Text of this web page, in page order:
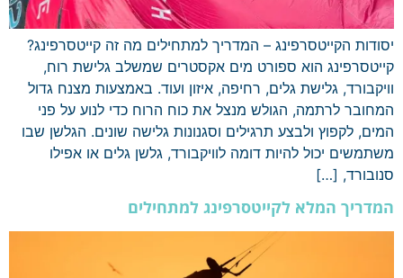
יסודות הקייטסרפינג – המדריך למתחילים מה זה קייטסרפינג?
קייטסרפינג הוא ספורט מים אקסטרים שמשלב גלישת רוח,
וויקבורד, גלישת גלים, רחיפה, איזון ועוד. באמצעות מצנח גדול
המחובר לרתמה, הגולש מנצל את כוח הרוח כדי לנוע על פני
המים, לקפוץ ולבצע תרגילים וסגנונות גלישה שונים. הגלשן שבו
משתמשים יכול להיות דומה לוויקבורד, גלשן גלים או אפילו
סנובורד, […]
המדריך המלא לקייטסרפינג למתחילים